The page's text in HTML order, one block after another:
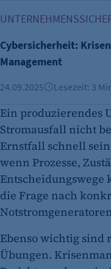
Cybersicherheit:
Management
24.09.2025 Lesezeit: 3
Ein produzierendes
Stromausfall nicht
Ernstfall schnell
wenn Prozesse,
die Frage nach
Ebenso wichtig sind
Übungen.